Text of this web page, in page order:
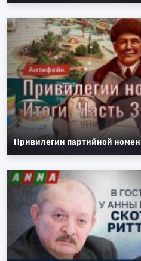
Привилегии партийной